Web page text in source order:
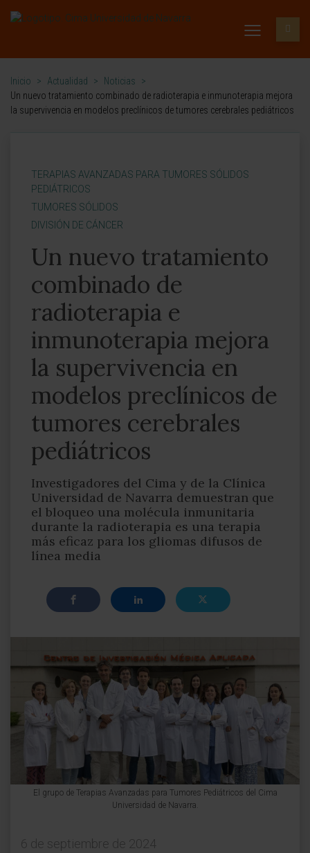
Inicio > Actualidad > Noticias
>
Un nuevo tratamiento combinado de radioterapia e inmunoterapia mejora
la supervivencia en modelos preclínicos de tumores cerebrales pediátricos
TERAPIAS AVANZADAS PARA TUMORES SÓLIDOS
PEDIÁTRICOS
TUMORES SÓLIDOS
DIVISIÓN DE CÁNCER
Un nuevo tratamiento
combinado de
radioterapia e
inmunoterapia mejora
la supervivencia en
modelos preclínicos de
tumores cerebrales
pediátricos
Investigadores del Cima y de la Clínica
Universidad de Navarra demuestran que
el bloqueo una molécula inmunitaria
durante la radioterapia es una terapia
más eficaz para los gliomas difusos de
línea media
El grupo de Terapias Avanzadas para Tumores Pediátricos del Cima
Universidad de Navarra.
6 de septiembre de 2024